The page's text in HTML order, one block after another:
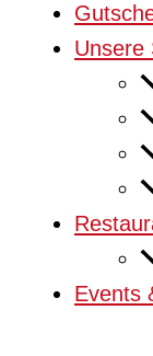
Unsere
Events